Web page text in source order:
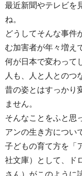
最近新聞やテレビを
ね。
どうしてそんな事件
む加害者が年々増え
何が日本で変わって
人も、人と人とのつ
昔の姿とはすっかり
ません。
そんなことをふと思
アンの生き方につい
子どもの育て方を「
社文庫）として、ド
さん）がこのように